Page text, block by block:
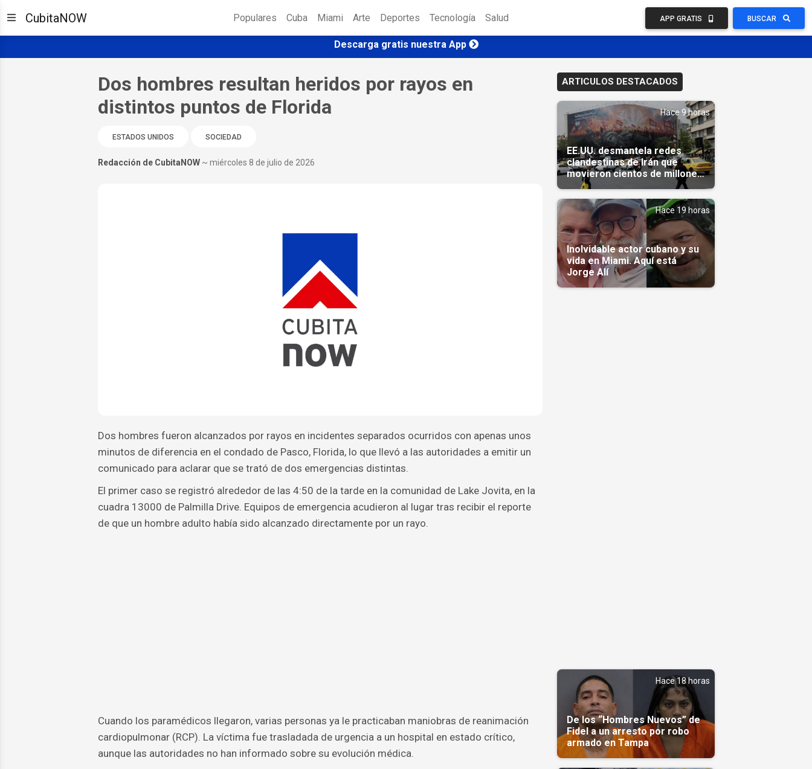
CubitaNOW Populares Cuba Miami Arte Deportes Tecnología Salud APP GRATIS BUSCAR
Descarga gratis nuestra App
Dos hombres resultan heridos por rayos en
distintos puntos de Florida
ESTADOS UNIDOS SOCIEDAD
Redacción de CubitaNOW ~ miércoles 8 de julio de 2026
Dos hombres fueron alcanzados por rayos en incidentes separados ocurridos con apenas unos
minutos de diferencia en el condado de Pasco, Florida, lo que llevó a las autoridades a emitir un
comunicado para aclarar que se trató de dos emergencias distintas.
El primer caso se registró alrededor de las 4:50 de la tarde en la comunidad de Lake Jovita, en la
cuadra 13000 de Palmilla Drive. Equipos de emergencia acudieron al lugar tras recibir el reporte
de que un hombre adulto había sido alcanzado directamente por un rayo.
Cuando los paramédicos llegaron, varias personas ya le practicaban maniobras de reanimación
cardiopulmonar (RCP). La víctima fue trasladada de urgencia a un hospital en estado crítico,
aunque las autoridades no han informado sobre su evolución médica.
ARTICULOS DESTACADOS
Hace 9 horas
EE.UU. desmantela redes
clandestinas de Irán que
movieron cientos de millones
de dólares
Hace 19 horas
Inolvidable actor cubano y su
vida en Miami. Aquí está
Jorge Alí
Hace 18 horas
De los “Hombres Nuevos” de
Fidel a un arresto por robo
armado en Tampa